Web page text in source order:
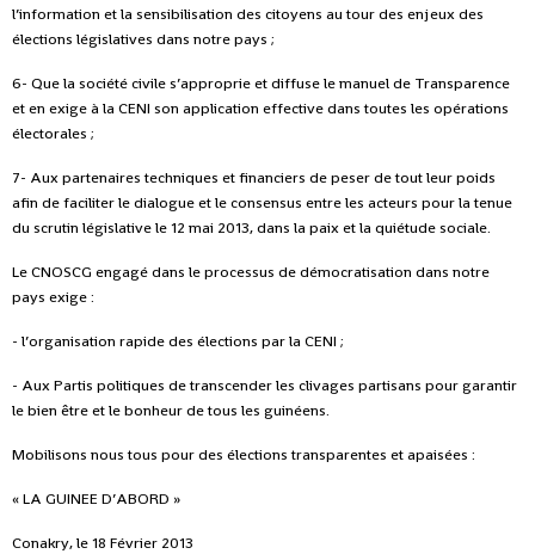
l’information et la sensibilisation des citoyens au tour des enjeux des
élections législatives dans notre pays ;
6- Que la société civile s’approprie et diffuse le manuel de Transparence
et en exige à la CENI son application effective dans toutes les opérations
électorales ;
7- Aux partenaires techniques et financiers de peser de tout leur poids
afin de faciliter le dialogue et le consensus entre les acteurs pour la tenue
du scrutin législative le 12 mai 2013, dans la paix et la quiétude sociale.
Le CNOSCG engagé dans le processus de démocratisation dans notre
pays exige :
- l’organisation rapide des élections par la CENI ;
- Aux Partis politiques de transcender les clivages partisans pour garantir
le bien être et le bonheur de tous les guinéens.
Mobilisons nous tous pour des élections transparentes et apaisées :
« LA GUINEE D’ABORD »
Conakry, le 18 Février 2013